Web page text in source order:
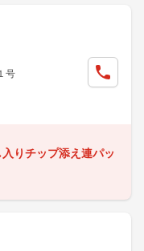
号
りチップ添え連パッ